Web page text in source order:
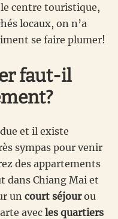
centre touristique,
locaux, on n’a
se faire plumer!
faut-il
et il existe
sympas pour venir
des appartements
dans Chiang Mai et
un court séjourou
avec les quartiers